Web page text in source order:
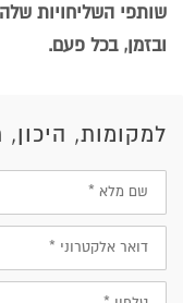
שותפי השליחויות
ובזמן, בכל פעם.
למקומות,
שם
מלא
דוא״ל
טלפון